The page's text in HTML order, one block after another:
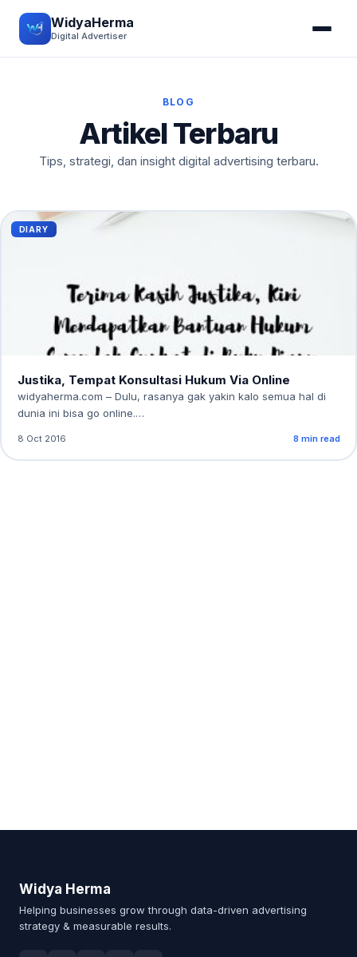
WidyaHerma
Digital Advertiser
BLOG
Artikel Terbaru
Tips, strategi, dan insight digital advertising terbaru.
DIARY
Justika, Tempat Konsultasi Hukum Via Online
widyaherma.com – Dulu, rasanya gak yakin kalo semua hal di
dunia ini bisa go online.…
8 Oct 2016 8 min read
Widya Herma
Helping businesses grow through data-driven advertising
strategy & measurable results.